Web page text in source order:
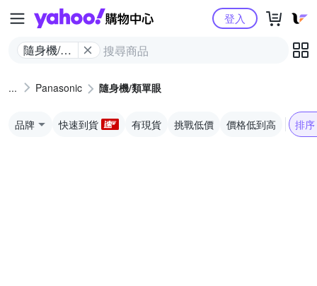
Yahoo購物中心
隨身機/類
登入
Panasonic 隨身機/類單眼
品牌 快速到貨 有現貨 挑戰低價 價格低到高 排序